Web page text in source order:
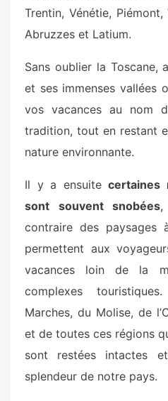
Trentin, Vénétie, Piémont,
Abruzzes et Latium.
Sans oublier la Toscane,
et ses immenses vallées
vos vacances au nom
tradition, tout en restant
nature environnante.
Il y a ensuitecertaines
sont souvent snobées,
contraire des
permettent aux
vacances loin de la
complexes
Marches, du Molise, de
et de toutes ces régions
sont restées intactes
splendeur de notre pays.